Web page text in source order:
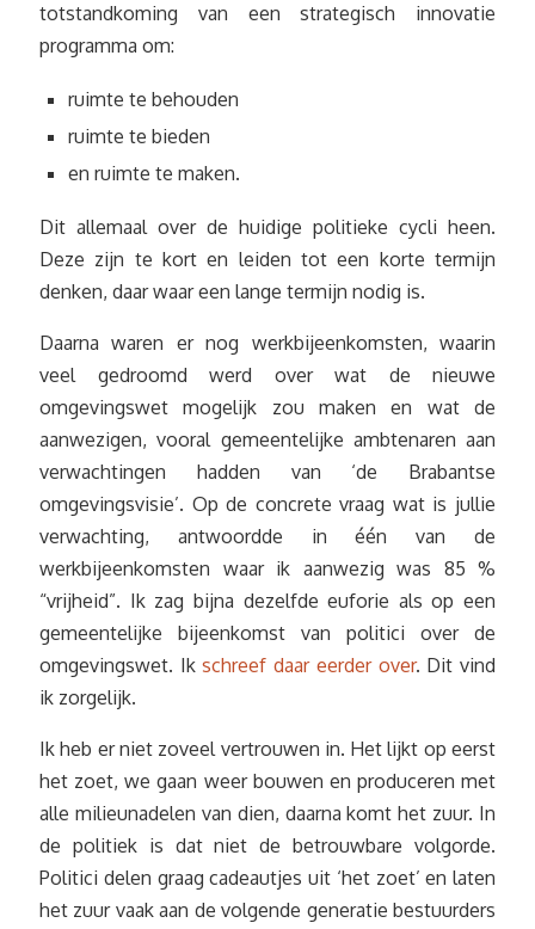
totstandkoming van een strategisch innovatie
programma om:
ruimte te behouden
ruimte te bieden
en ruimte te maken.
Dit allemaal over de huidige politieke cycli heen.
Deze zijn te kort en leiden tot een korte termijn
denken, daar waar een lange termijn nodig is.
Daarna waren er nog werkbijeenkomsten, waarin
veel gedroomd werd over wat de nieuwe
omgevingswet mogelijk zou maken en wat de
aanwezigen, vooral gemeentelijke ambtenaren aan
verwachtingen hadden van ‘de Brabantse
omgevingsvisie’. Op de concrete vraag wat is jullie
verwachting, antwoordde in één van de
werkbijeenkomsten waar ik aanwezig was 85 %
“vrijheid”. Ik zag bijna dezelfde euforie als op een
gemeentelijke bijeenkomst van politici over de
omgevingswet. Ikschreef daar eerder over. Dit vind
ik zorgelijk.
Ik heb er niet zoveel vertrouwen in. Het lijkt op eerst
het zoet, we gaan weer bouwen en produceren met
alle milieunadelen van dien, daarna komt het zuur. In
de politiek is dat niet de betrouwbare volgorde.
Politici delen graag cadeautjes uit ‘het zoet’ en laten
het zuur vaak aan de volgende generatie bestuurders